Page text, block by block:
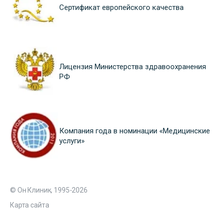
Сертификат европейского качества
Лицензия Министерства здравоохранения
РФ
Компания года в номинации «Медицинские
услуги»
© Он Клиник, 1995-2026
Карта сайта